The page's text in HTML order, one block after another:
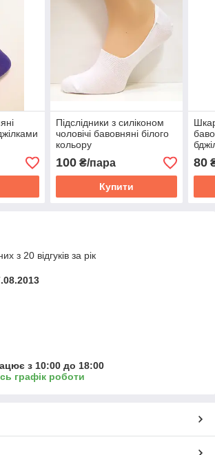
Підслідники з силіконом
чоловічі бавовняні білого
кольору
100₴/пара
Купити
80
з 20 відгуків за рік
з 10:00 до 18:00
графік роботи